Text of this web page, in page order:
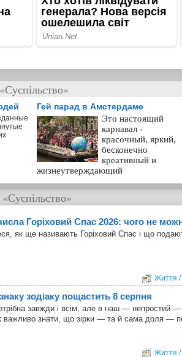
Гей парад в Амстердаме
Это настоящий
карнавал -
красочный, яркий,
бесконечно
креативный и
жизнеутверждающий
«Суспільство»
Горіховий Спас 2026: чого не
як ще називають Горіховий Спас і що
Життя /
зодіаку пощастить 8 серпня
завжди і всім, але в наш — непростий —
важливо знати, що зірки — та й сама доля —
Життя /